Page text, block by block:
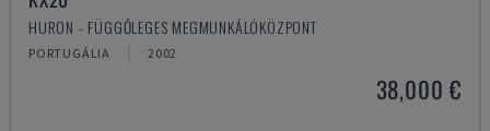
HURON - FÜGGŐLEGES MEGMUNKÁLÓKÖZPONT
PORTUGÁLIA 2002
38,000 €